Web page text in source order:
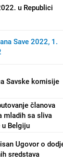
u Republici
Save 2022, 1.
Savske komisije
članova
mladih sa sliva
u Belgiju
Ugovor o
sredstava